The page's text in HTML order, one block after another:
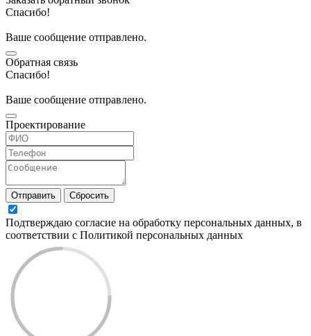
Спасибо!
Ваше сообщение отправлено.
Обратная связь
Спасибо!
Ваше сообщение отправлено.
Проектирование
Отправить Сбросить
Подтверждаю согласие на обработку персональных данных, в
соответствии с Политикой персональных данных